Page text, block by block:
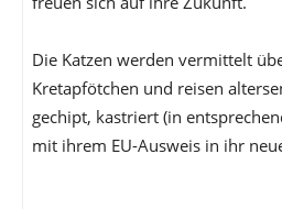
Die Katzen werden vermittelt
Kretapfötchen und reisen
gechipt, kastriert (in
mit ihrem EU-Ausweis in ihr